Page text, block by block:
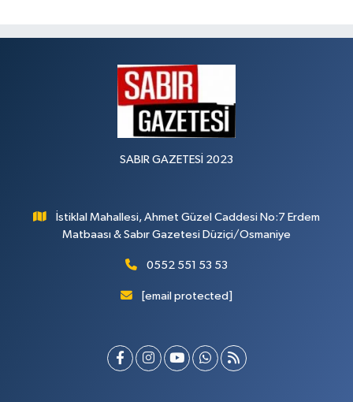
SABIR GAZETESİ 2023
İstiklal Mahallesi, Ahmet Güzel Caddesi No:7 Erdem
Matbaası & Sabır Gazetesi Düziçi/Osmaniye
0552 551 53 53
[email protected]